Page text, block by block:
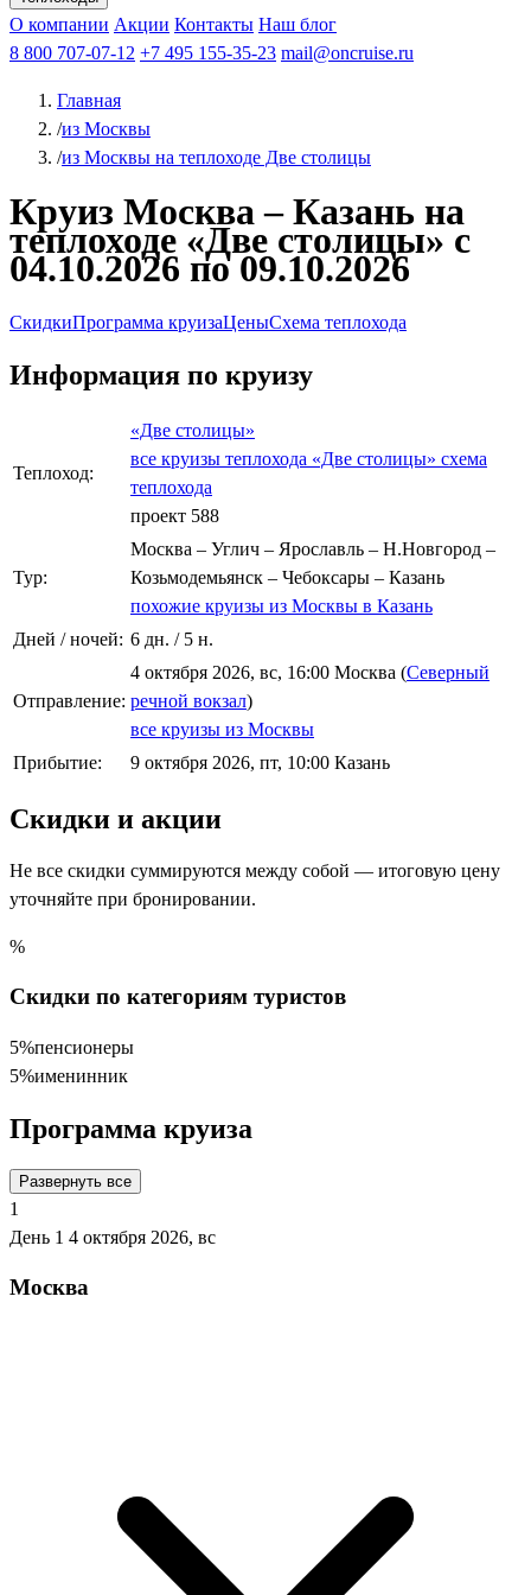
Чебоксарыиз Волгоградаиз Саратова Все города
КазаньВ Нижний НовгородВ ПермьВ Ростов-на-Дону
РыбинскНа СоловкиНа ВалаамПо ОкеПо Енисею
Афанасий Никитин Октябрьская революция
ФединАлександр СвешниковИван
МироновА.С.Попов
О компании Акции Контакты Наш блог
8 800 707-07-12 +7 495 155-35-23 mail@oncruise.ru
Главная
/из Москвы
/из Москвы на теплоходе Две столицы
Круиз Москва – Казань на
теплоходе «Две столицы» с
04.10.2026 по 09.10.2026
СкидкиПрограмма круизаЦеныСхема теплохода
Информация по круизу
Теплоход:
«Две столицы»
все круизы теплохода «Две столицы» схема
теплохода
проект 588
Тур:
Москва – Углич – Ярославль – Н.Новгород –
Козьмодемьянск – Чебоксары – Казань
похожие круизы из Москвы в Казань
Дней / ночей: 6 дн. / 5 н.
Отправление:
4 октября 2026, вс, 16:00 Москва (Северный
речной вокзал)
все круизы из Москвы
Прибытие:
9 октября 2026, пт, 10:00 Казань
Скидки и акции
Не все скидки суммируются между собой — итоговую цену
уточняйте при бронировании.
%
Скидки по категориям туристов
5%пенсионеры
5%именинник
Программа круиза
Развернуть все
1
День 1 4 октября 2026, вс
Москва